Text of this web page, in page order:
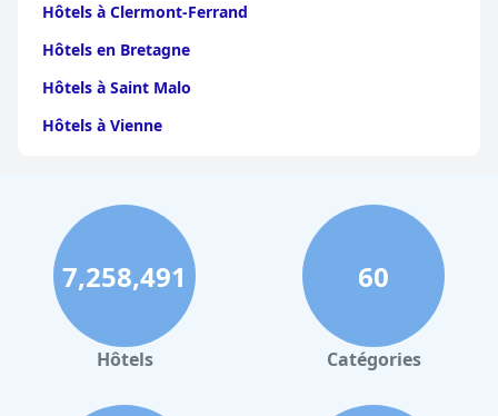
Hôtels à Clermont-Ferrand
Hôtels en Bretagne
Hôtels à Saint Malo
Hôtels à Vienne
Hôtels à Perpignan
Hôtels au Grand-Bornand
Hôtels à Strasbourg
Hôtels à Valence
Hôtels à Gerardmer
7,258,491
Hôtels
60
Catégories